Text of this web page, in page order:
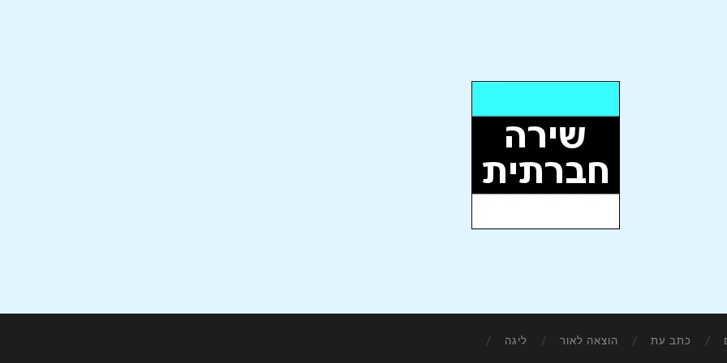
כתב עת הוצאה לאור ליגה